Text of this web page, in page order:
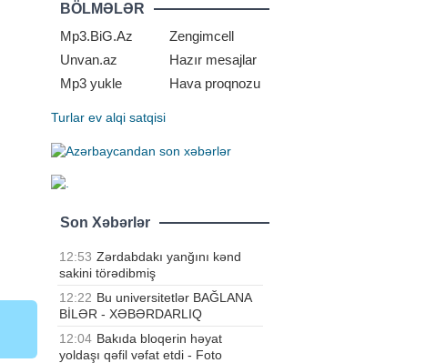
BÖLMƏLƏR
Mp3.BiG.Az
Zengimcell
Unvan.az
Hazır mesajlar
Mp3 yukle
Hava proqnozu
Turlar ev alqi satqisi
Son Xəbərlər
12:53 Zərdabdakı yanğını kənd
sakini törədibmiş
12:22 Bu universitetlər BAĞLANA
BİLƏR - XƏBƏRDARLIQ
12:04 Bakıda bloqerin həyat
yoldaşı qəfil vəfat etdi - Foto